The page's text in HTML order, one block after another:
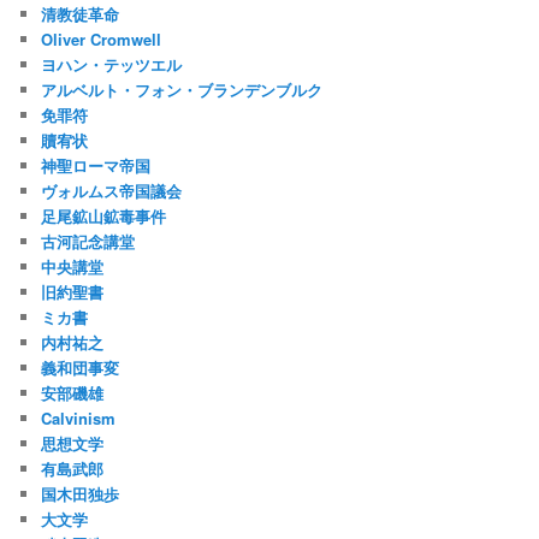
清教徒革命
Oliver Cromwell
ヨハン・テッツエル
アルベルト・フォン・ブランデンブルク
免罪符
贖宥状
神聖ローマ帝国
ヴォルムス帝国議会
足尾鉱山鉱毒事件
古河記念講堂
中央講堂
旧約聖書
ミカ書
内村祐之
義和団事変
安部磯雄
Calvinism
思想文学
有島武郎
国木田独歩
大文学